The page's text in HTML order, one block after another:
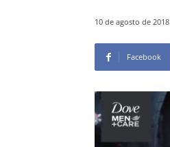
10 de agosto de 2018
Facebook